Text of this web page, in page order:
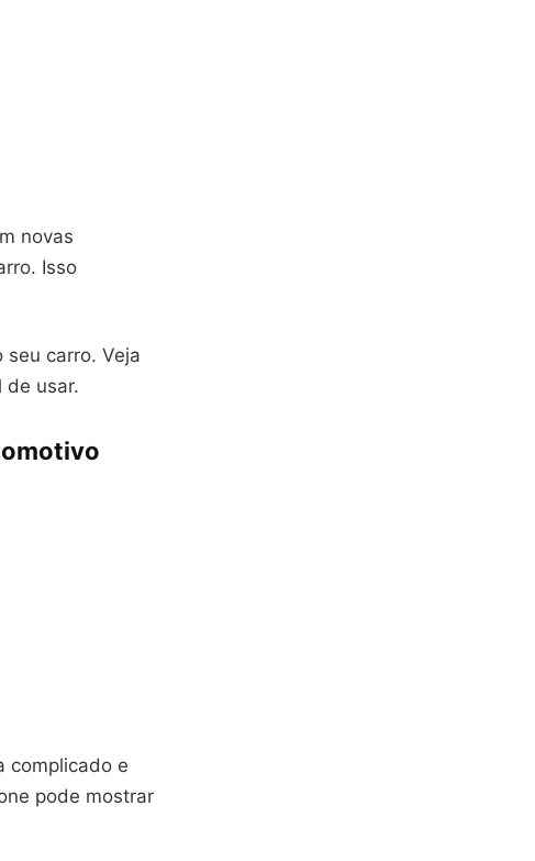
novas
Isso
carro. Veja
de usar.
complicado e
pode mostrar